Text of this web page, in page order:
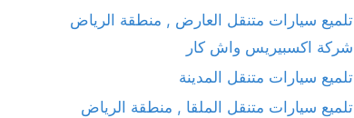
تلميع سيارات متنقل العارض , منطقة الرياض
شركة اكسبيريس واش كار
تلميع سيارات متنقل المدينة
تلميع سيارات متنقل الملقا , منطقة الرياض